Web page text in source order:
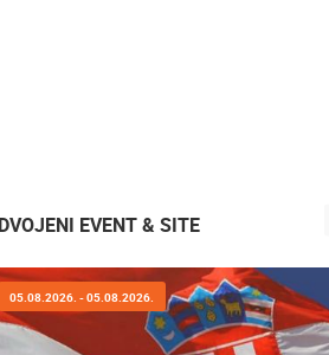
EVENT & SITE
05.08.2026. - 05.08.2026.